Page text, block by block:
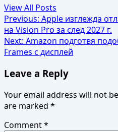
View All Posts
Post
navigation
Previous: Apple изглежда
на Vision Pro за след 2027 г.
Next: Amazon подготвя
Frames с дисплей
Leave a Reply
Your email address will not
are marked *
Comment*